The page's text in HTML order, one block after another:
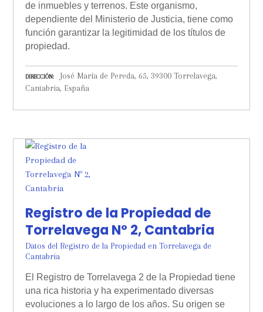
de inmuebles y terrenos. Este organismo,
dependiente del Ministerio de Justicia, tiene como
función garantizar la legitimidad de los títulos de
propiedad.
DIRECCIÓN
José María de Pereda, 65, 39300 Torrelavega,
Cantabria, España
Registro de la Propiedad de
Torrelavega Nº 2, Cantabria
Datos del Registro de la Propiedad en Torrelavega de
Cantabria
El Registro de Torrelavega 2 de la Propiedad tiene
una rica historia y ha experimentado diversas
evoluciones a lo largo de los años. Su origen se